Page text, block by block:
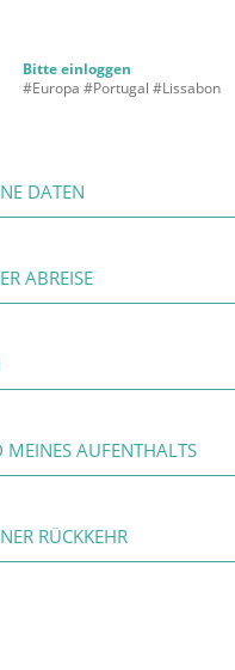
Bitte einloggen
#Europa #Portugal #Lissabon
DATEN
ABREISE
MEINES AUFENTHALTS
RÜCKKEHR